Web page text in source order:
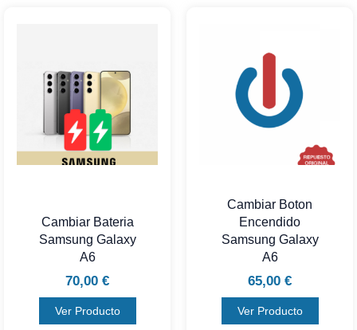
Cambiar Bateria
Samsung Galaxy
A6
70,00 €
Ver Producto
Cambiar Boton
Encendido
Samsung Galaxy
A6
65,00 €
Ver Producto